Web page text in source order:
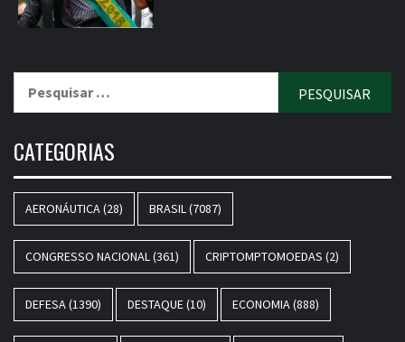
por:
CATEGORIAS
AERONÁUTICA(28) BRASIL(7087)
CONGRESSO NACIONAL(361) CRIPTOMPTOMOEDAS (2)
DEFESA(1390) DESTAQUE(10) ECONOMIA(888)